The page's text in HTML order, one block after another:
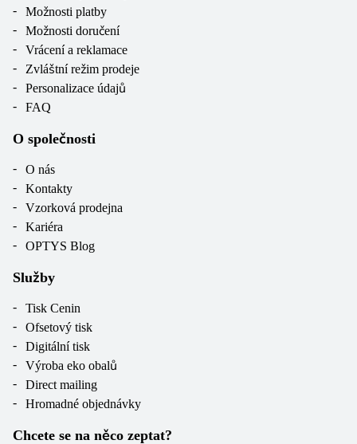
Možnosti platby
Možnosti doručení
Vrácení a reklamace
Zvláštní režim prodeje
Personalizace údajů
FAQ
O společnosti
O nás
Kontakty
Vzorková prodejna
Kariéra
OPTYS Blog
Služby
Tisk Cenin
Ofsetový tisk
Digitální tisk
Výroba eko obalů
Direct mailing
Hromadné objednávky
Chcete se na něco zeptat?